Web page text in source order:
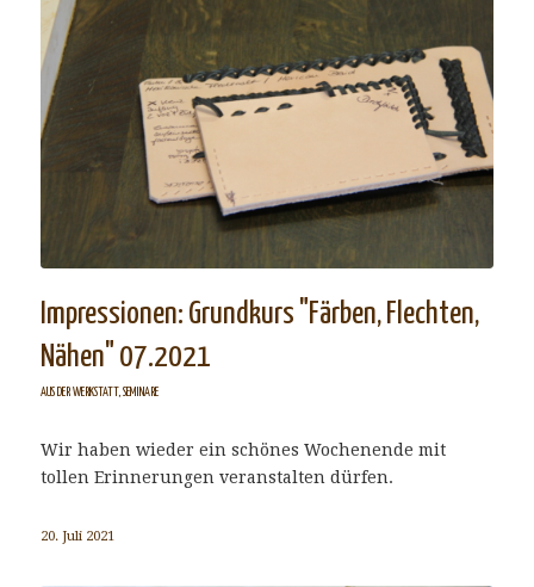
Impressionen: Grundkurs "Färben, Flechten,
Nähen" 07.2021
AUS DER WERKSTATT SEMINARE
Wir haben wieder ein schönes Wochenende mit
tollen Erinnerungen veranstalten dürfen.
20. Juli 2021